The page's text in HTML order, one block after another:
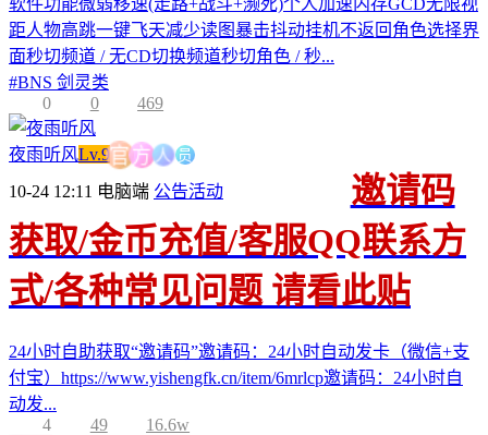
软件功能微弱移速(走路+战斗+濒死)个人加速内存GCD无限视
距人物高跳一键飞天减少读图暴击抖动挂机不返回角色选择界
面秒切频道 / 无CD切换频道秒切角色 / 秒...
#BNS 剑灵类
0
0 469
夜雨听风Lv.9官 方人员
10-24 12:11 电脑端 公告活动
邀请码
获取/金币充值/客服QQ联系方
式/各种常见问题 请看此贴
24小时自助获取“邀请码”邀请码：24小时自动发卡（微信+支
付宝）https://www.yishengfk.cn/item/6mrlcp邀请码：24小时自
动发...
4
49 16.6w